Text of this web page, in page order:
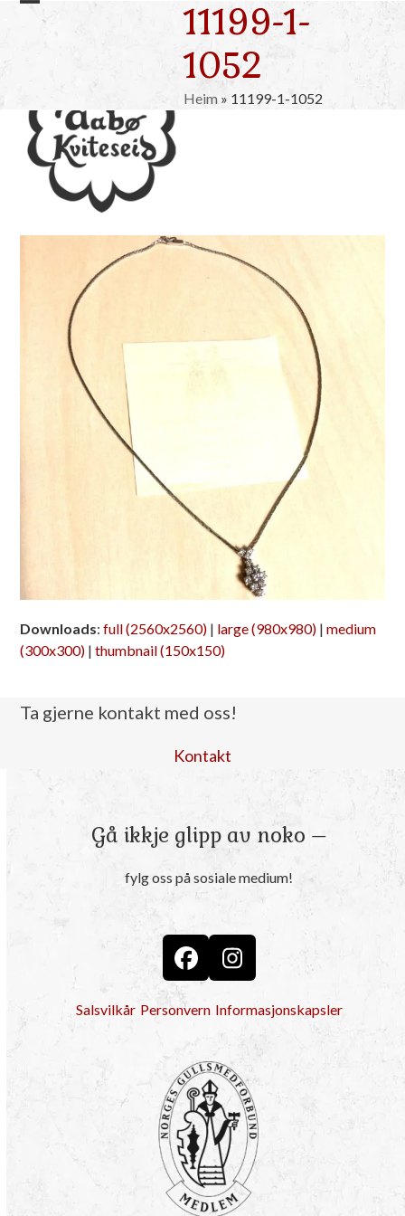
Skip
Open
menu
Close
menu
11199-1-
1052
Heim» 11199-1-1052
Downloads:full (2560x2560) | large (980x980) |medium
(300x300) |thumbnail (150x150)
Ta gjerne kontakt med oss!
Kontakt
Gå ikkje glipp av noko –
fylg oss på sosiale medium!
FacebookInstagram
Salsvilkår Personvern Informasjonskapsler